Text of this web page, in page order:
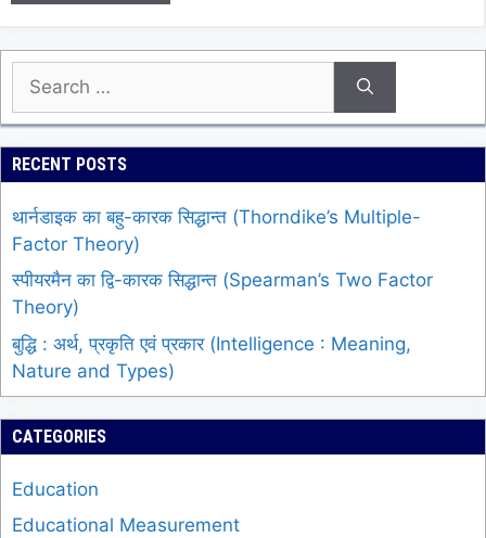
for:
RECENT POSTS
थार्नडाइक का बहु-कारक सिद्धान्त (Thorndike’s Multiple-
Factor Theory)
स्पीयरमैन का द्वि-कारक सिद्धान्त (Spearman’s Two Factor
Theory)
बुद्धि : अर्थ, प्रकृति एवं प्रकार (Intelligence : Meaning,
Nature and Types)
CATEGORIES
Education
Educational Measurement